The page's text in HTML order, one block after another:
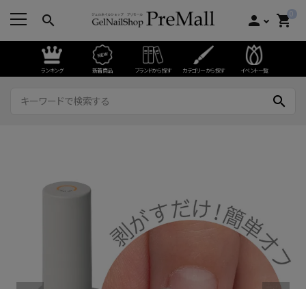
search person 0
shopping_cart
ランキング 新着商品 ブランドから探す カテゴリーから探す イベント一覧
search